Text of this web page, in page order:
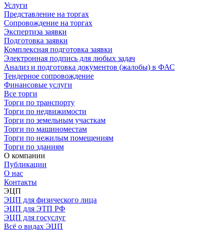
Услуги
Представление на торгах
Сопровождение на торгах
Экспертиза заявки
Подготовка заявки
Комплексная подготовка заявки
Электронная подпись для любых задач
Анализ и подготовка документов (жалобы) в ФАС
Тендерное сопровождение
Финансовые услуги
Все торги
Торги по транспорту
Торги по недвижимости
Торги по земельным участкам
Торги по машиноместам
Торги по нежилым помещениям
Торги по зданиям
О компании
Публикации
О нас
Контакты
ЭЦП
ЭЦП для физического лица
ЭЦП для ЭТП РФ
ЭЦП для госуслуг
Всё о видах ЭЦП